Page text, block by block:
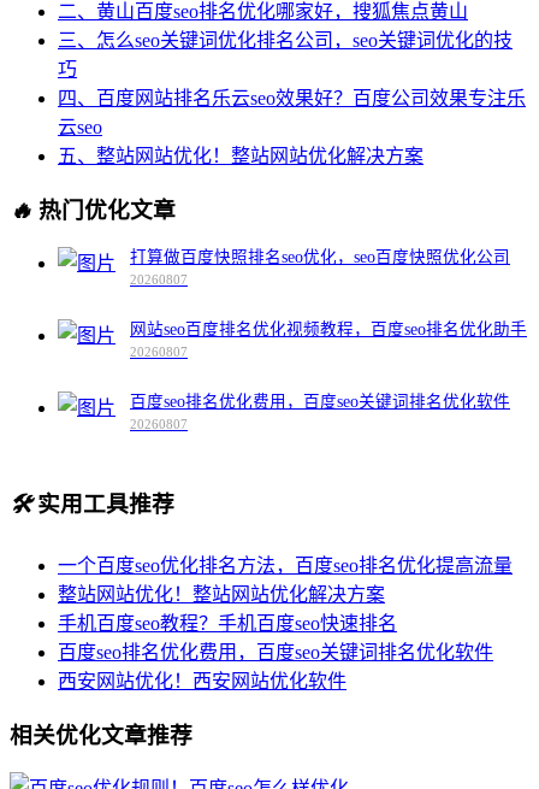
二、黄山百度seo排名优化哪家好，搜狐焦点黄山
三、怎么seo关键词优化排名公司，seo关键词优化的技
巧
四、百度网站排名乐云seo效果好？百度公司效果专注乐
云seo
五、整站网站优化！整站网站优化解决方案
🔥 热门优化文章
打算做百度快照排名seo优化，seo百度快照优化公司
20260807
网站seo百度排名优化视频教程，百度seo排名优化助手
20260807
百度seo排名优化费用，百度seo关键词排名优化软件
20260807
🛠️实用工具推荐
一个百度seo优化排名方法，百度seo排名优化提高流量
整站网站优化！整站网站优化解决方案
手机百度seo教程？手机百度seo快速排名
百度seo排名优化费用，百度seo关键词排名优化软件
西安网站优化！西安网站优化软件
相关优化文章推荐